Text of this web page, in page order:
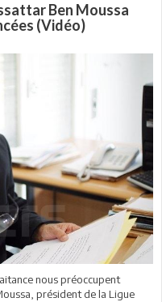
Ben Moussa
(Vidéo)
nous préoccupent
président de la Ligue